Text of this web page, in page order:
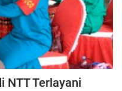
NTT Terlayani